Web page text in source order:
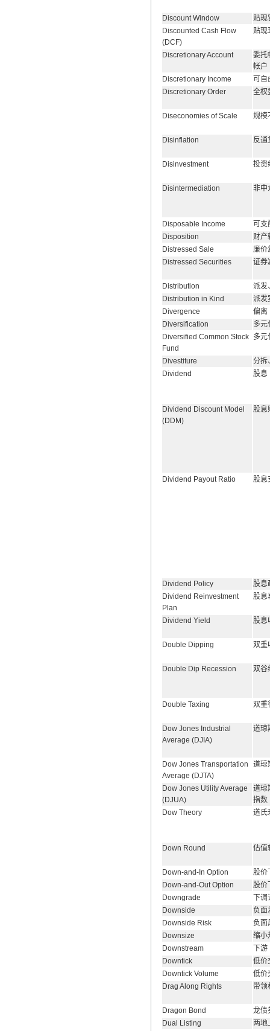
Discount Window
贴现
Discounted Cash Flow
(DCF)
贴现
Discretionary Account
委托
帐户
Discretionary Income
可自
Discretionary Order
全权
Diseconomies of Scale 规模
Disinflation 反通
Disinvestment 投资
Disintermediation 非中
Disposable Income
可支
Disposition
财产
Distressed Sale
廉价
Distressed Securities
证券
Distribution
派发
Distribution in Kind
派发
Divergence
偏离
Diversification
多元
Diversified Common Stock
Fund
多元
Divestiture
分拆
Dividend
股息
Dividend Discount Model
(DDM)
股息
Dividend Payout Ratio 股息
Dividend Policy
股息
Dividend Reinvestment
Plan
股息
Dividend Yield 股息
Double Dipping 双重
Double Dip Recession 双谷
Double Taxing 双重
Dow Jones Industrial
Average (DJIA)
道琼
Dow Jones Transportation
Average (DJTA)
道琼
Dow Jones Utility Average
(DJUA)
道琼
指数
Dow Theory
道氏
Down Round 估值
Down-and-In Option
股价
Down-and-Out Option
股价
Downgrade
下
Downside
负面
Downside Risk
负面
Downsize
缩小
Downstream
下游
Downtick
低价
Downtick Volume
低价
Drag Along Rights
带领
Dragon Bond
龙债
Dual Listing
两地